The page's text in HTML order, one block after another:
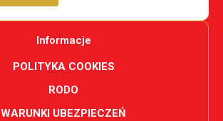
Informacje
POLITYKA COOKIES
RODO
WARUNKI UBEZPIECZEŃ